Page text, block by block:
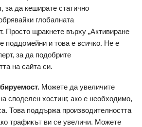
за да кеширате статично
глобалната
Просто щракнете върху „Активиране
поддомейни и това е всичко. Не е
за да подобрите
на сайта си.
Можете да увеличите
споделен хостинг, ако е необходимо,
Това поддържа производителността
трафикът ви се увеличи. Можете